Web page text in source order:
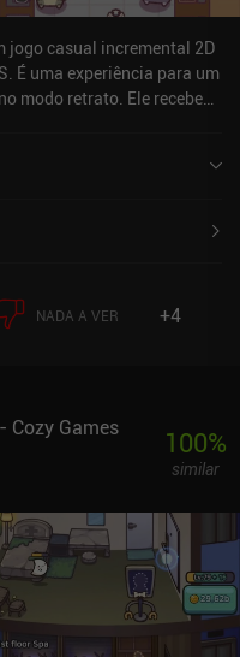
jogo casual incremental 2D
É uma experiência para um
modo retrato. Ele recebeu
Play e 4,9 de 5,0 na iOS
NADA A VER +4
Cozy Games 100%
similar